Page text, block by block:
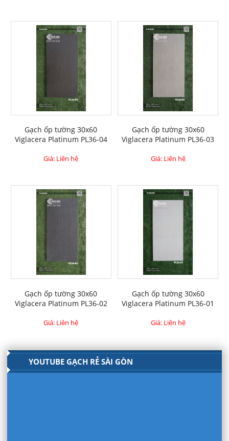
Gạch ốp tường 30x60
Viglacera Platinum PL36-04
Giá: Liên hệ
Gạch ốp tường 30x60
Viglacera Platinum PL36-03
Giá: Liên hệ
Gạch ốp tường 30x60
Viglacera Platinum PL36-02
Giá: Liên hệ
Gạch ốp tường 30x60
Viglacera Platinum PL36-01
Giá: Liên hệ
YOUTUBE GẠCH RẺ SÀI GÒN